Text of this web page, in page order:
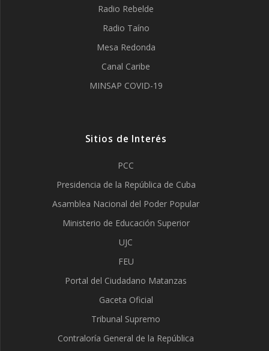
Radio Rebelde
Radio Taíno
Mesa Redonda
Canal Caribe
MINSAP COVID-19
Sitios de Interés
PCC
Presidencia de la República de Cuba
Asamblea Nacional del Poder Popular
Ministerio de Educación Superior
UJC
FEU
Portal del Ciudadano Matanzas
Gaceta Oficial
Tribunal Supremo
Contraloría General de la República